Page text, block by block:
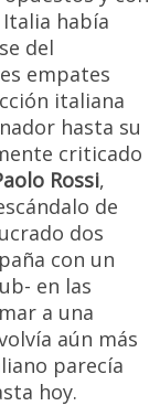
había
del
empates
italiana
hasta su
criticado
Rossi,
de
dos
con un
en las
a una
aún más
parecía
hoy.